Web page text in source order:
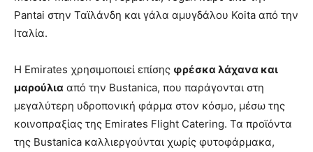
Pantai στην Ταϊλάνδη και γάλα αμυγδάλου Koita από την
Ιταλία.
Η Emirates χρησιμοποιεί επίσης φρέσκα λάχανα και
μαρούλια από την Bustanica, που παράγονται στη
μεγαλύτερη υδροπονική φάρμα στον κόσμο, μέσω της
κοινοπραξίας της Emirates Flight Catering. Τα προϊόντα
της Bustanica καλλιεργούνται χωρίς φυτοφάρμακα,